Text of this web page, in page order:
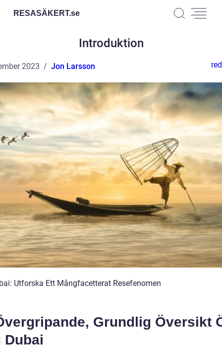
RESASÄKERT.se
Introduktion
2023 Jon Larsson
Utforska Ett Mångfacetterat Resefenomen
Grundlig Översikt
Dubai